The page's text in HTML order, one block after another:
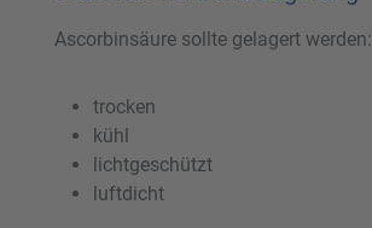
Ascorbinsäure sollte gelagert werden:
trocken
kühl
lichtgeschützt
luftdicht